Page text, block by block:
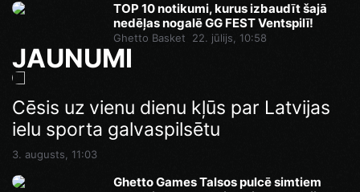
TOP 10 notikumi, kurus izbaudīt šajā
nedēļas nogalē GG FEST Ventspilī!
Ghetto Basket 22. jūlijs, 10:58
JAUNUMI
Cēsis uz vienu dienu kļūs par Latvijas
ielu sporta galvaspilsētu
3. augusts, 11:03
Ghetto Games Talsos pulcē simtiem